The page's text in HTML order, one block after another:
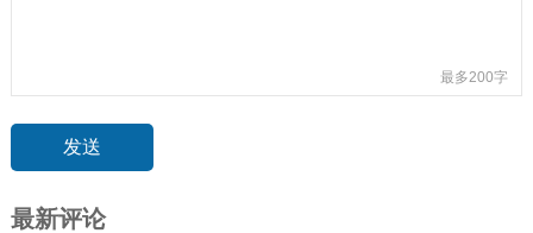
最多200字
最新评论